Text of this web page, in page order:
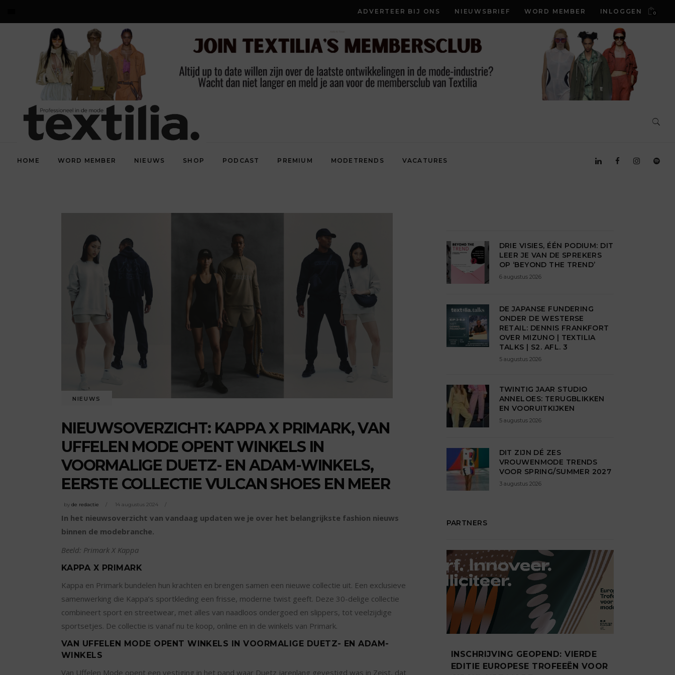
ADVERTEER BIJ ONS NIEUWSBRIEF WORD MEMBER INLOGGEN 0
HOME WORD MEMBER NIEUWS SHOP PODCAST PREMIUM MODETRENDS VACATURES
NIEUWS
NIEUWSOVERZICHT: KAPPA X PRIMARK, VAN
UFFELEN MODE OPENT WINKELS IN
VOORMALIGE DUETZ- EN ADAM-WINKELS,
EERSTE COLLECTIE VULCAN SHOES EN MEER
by de redactie 14 augustus 2024
In het nieuwsoverzicht van vandaag updaten we je over het belangrijkste fashion nieuws
binnen de modebranche.
Beeld: Primark X Kappa
KAPPA X PRIMARK
Kappa en Primark bundelen hun krachten en brengen samen een nieuwe collectie uit. Een exclusieve
samenwerking die Kappa’s sportkleding een frisse, moderne twist geeft. Deze 30-delige collectie
combineert sport en streetwear, met alles van naadloos ondergoed en slippers, tot veelzijdige
sportsetjes. De collectie is vanaf nu te koop, online en in de winkels van Primark.
VAN UFFELEN MODE OPENT WINKELS IN VOORMALIGE DUETZ- EN ADAM-
WINKELS
Van Uffelen Mode opent een vestiging in het pand waar Duetz jarenlang gevestigd was in Zeist, dat
DRIE VISIES, ÉÉN PODIUM: DIT
LEER JE VAN DE SPREKERS
OP ‘BEYOND THE TREND’
6 augustus 2026
DE JAPANSE FUNDERING
ONDER DE WESTERSE
RETAIL: DENNIS FRANKFORT
OVER MIZUNO | TEXTILIA
TALKS | S2. AFL. 3
5 augustus 2026
TWINTIG JAAR STUDIO
ANNELOES: TERUGBLIKKEN
EN VOORUITKIJKEN
5 augustus 2026
DIT ZIJN DÉ ZES
VROUWENMODE TRENDS
VOOR SPRING/SUMMER 2027
3 augustus 2026
PARTNERS
INSCHRIJVING GEOPEND: VIERDE
EDITIE EUROPESE TROFEEËN VOOR